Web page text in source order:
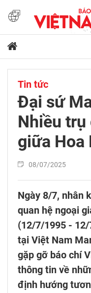
Tin tức
Đại sứ
Nhiều
giữa Hoa
08/07/2025
Ngày 8/7, nhân
quan hệ ngoại
(12/7/1995 -
tại Việt Nam
gặp gỡ báo chí
thông tin về
định hướng